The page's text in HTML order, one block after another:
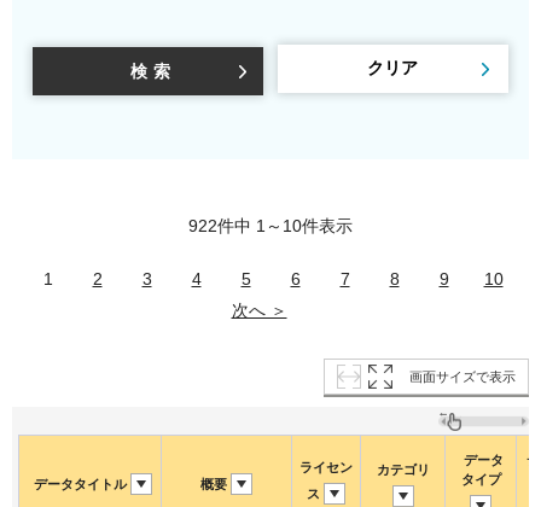
922件中 1～10件表示
1 2 3 4 5 6 7 8 9
10
次へ ＞
画面サイズで表示
データタイトル 概要
ライセン
ス
カテゴリ
データ
タイプ